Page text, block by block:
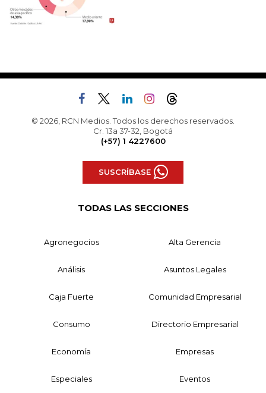
© 2026, RCN Medios. Todos los derechos reservados.
Cr. 13a 37-32, Bogotá
(+57) 1 4227600
SUSCRÍBASE
TODAS LAS SECCIONES
Agronegocios Alta Gerencia
Análisis Asuntos Legales
Caja Fuerte Comunidad Empresarial
Consumo Directorio Empresarial
Economía Empresas
Especiales Eventos